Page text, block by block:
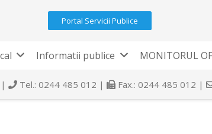
Portal Servicii Publice
Informatii publice MONITORUL
Tel.: 0244 485 012 | Fax.: 0244 485 012 |